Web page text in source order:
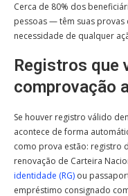
Cerca de 80% dos
pessoas — têm suas provas
necessidade de qualquer
Registros que
comprovação
Se houver registro válido
acontece de forma
como prova estão: registro
renovação de Carteira
identidade (RG) ou
empréstimo consignado